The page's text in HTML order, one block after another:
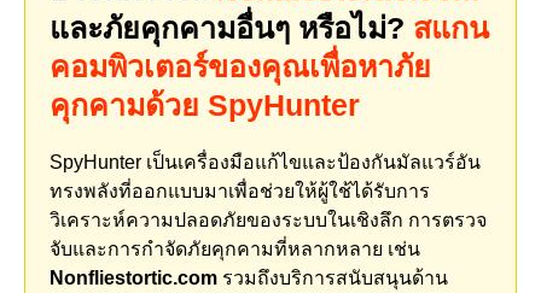
และภัยคุกคามอื่นๆ หรือไม่? สแกน
คอมพิวเตอร์ของคุณเพื่อหาภัย
คุกคามด้วย SpyHunter
SpyHunter เป็นเครื่องมือแก้ไขและป้องกันมัลแวร์อัน
ทรงพลังที่ออกแบบมาเพื่อช่วยให้ผู้ใช้ได้รับการ
วิเคราะห์ความปลอดภัยของระบบในเชิงลึก การตรวจ
จับและการกำจัดภัยคุกคามที่หลากหลาย เช่น
Nonfliestortic.com รวมถึงบริการสนับสนุนด้าน